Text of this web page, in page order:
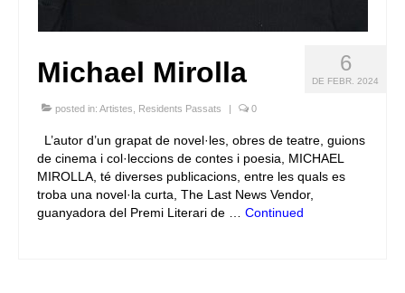
6
DE FEBR. 2024
Michael Mirolla
posted in: Artistes Residents Passats | 0
L’autor d’un grapat de novel·les, obres de teatre, guions
de cinema i col·leccions de contes i poesia, MICHAEL
MIROLLA, té diverses publicacions, entre les quals es
troba una novel·la curta, The Last News Vendor,
guanyadora del Premi Literari de … Continued